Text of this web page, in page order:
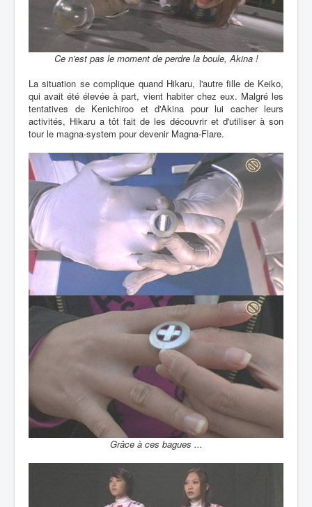
Ce n'est pas le moment de perdre la boule, Akina !
La situation se complique quand Hikaru, l'autre fille de Keiko,
qui avait été élevée à part, vient habiter chez eux. Malgré les
tentatives de Kenichiroo et d'Akina pour lui cacher leurs
activités, Hikaru a tôt fait de les découvrir et d'utiliser à son
tour le magna-system pour devenir Magna-Flare.
Grâce à ces bagues ...